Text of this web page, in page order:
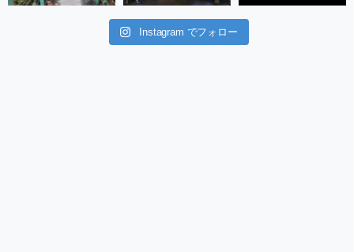
Instagram でフォロー